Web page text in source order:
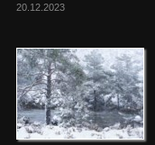
20.12.2023